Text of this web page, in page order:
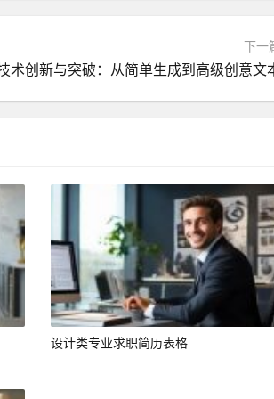
在大学期间，我参加了多项设计比赛，
下一
术创新与突破：从简单生成到高级创意文
设计类专业求职简历表格